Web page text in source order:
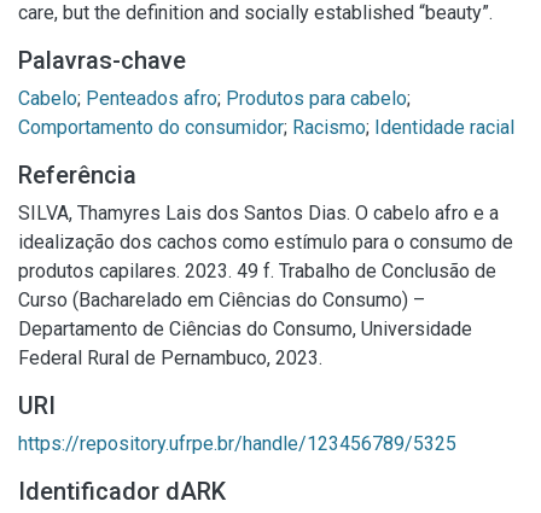
care, but the definition and socially established “beauty”.
Palavras-chave
Cabelo; Penteados afro; Produtos para cabelo;
Comportamento do consumidor; Racismo; Identidade racial
Referência
SILVA, Thamyres Lais dos Santos Dias. O cabelo afro e a
idealização dos cachos como estímulo para o consumo de
produtos capilares. 2023. 49 f. Trabalho de Conclusão de
Curso (Bacharelado em Ciências do Consumo) –
Departamento de Ciências do Consumo, Universidade
Federal Rural de Pernambuco, 2023.
URI
https://repository.ufrpe.br/handle/123456789/5325
Identificador dARK